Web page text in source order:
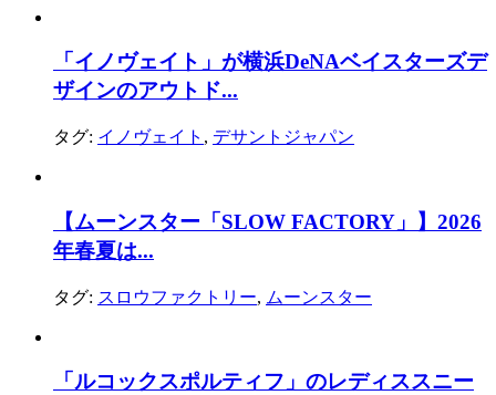
「イノヴェイト」が横浜DeNAベイスターズデ
ザインのアウトド...
タグ: イノヴェイト , デサントジャパン
【ムーンスター「SLOW FACTORY」】2026
年春夏は...
タグ: スロウファクトリー, ムーンスター
「ルコックスポルティフ」のレディススニー